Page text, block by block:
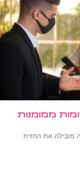
ממומנות
מובילה את החזית